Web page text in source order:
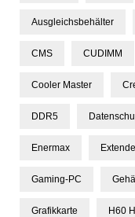
Ausgleichsbehälter
CMS CUDIMM
Cooler Master
DDR5
Enermax
Gaming-PC
Grafikkarte H60